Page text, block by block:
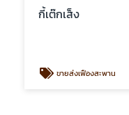
กี้เต๊กเส็ง
ขายส่งเฟืองสะพาน